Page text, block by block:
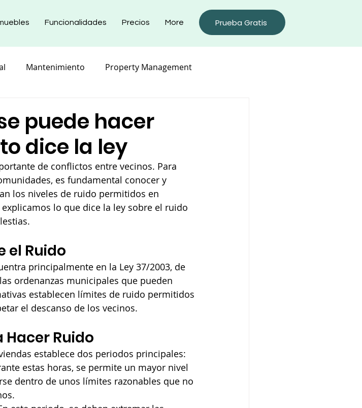
Funcionalidades Precios More Prueba Gratis
Mantenimiento Property Management
puede hacer
dice la ley
de conflictos entre vecinos. Para
es fundamental conocer y
los niveles de ruido permitidos en
lo que dice la ley sobre el ruido
el Ruido
principalmente en la Ley 37/2003, de
ordenanzas municipales que pueden
establecen límites de ruido permitidos
el descanso de los vecinos.
Ruido
establece dos periodos principales:
estas horas, se permite un mayor nivel
dentro de unos límites razonables que no